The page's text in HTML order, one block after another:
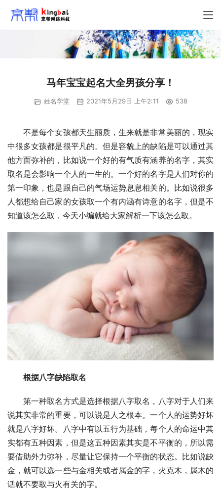
马年宝宝起名大全男孩分享！
姓名学堂 2021年5月29日 上午2:11 538
不是每个女孩都天生丽质，生来就是非常美丽的，现实
中很多女孩都是很平凡的。但是容貌上的缺陷是可以通过其
他方面弥补的，比如说一个好的有气质有涵养的名字，其实
取名是会影响一个人的一生的。一个好的名字是人们对你的
第一印象，也是跟自己的气场运势息息相关的。比如说很多
人都想给自己家的女孩取一个有内涵有诗意的名字，但是不
知道该怎么取，今天小编就给大家解析一下该怎么取。
根据八字缺陷取名
第一种取名方式是选择根据八字取名，八字对于人们来
说其实非常的重要，可以说是人之根本。一个人的运势好坏
就是八字好坏。八字中有以五行为基础，每个人的命运中其
实都有五种因素，但是这五种因素其实是不平衡的，所以需
要借助外力弥补，尽量让它保持一个平衡的状态。比如说缺
金，就可以选一些与金相关或者属金的字，火克木，属木的
话就不要取与火有关的字。